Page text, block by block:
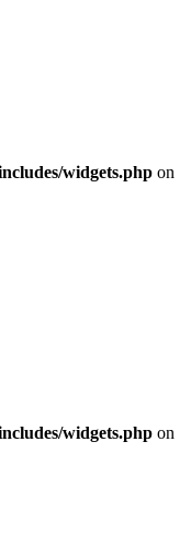
widgets.php on
widgets.php on